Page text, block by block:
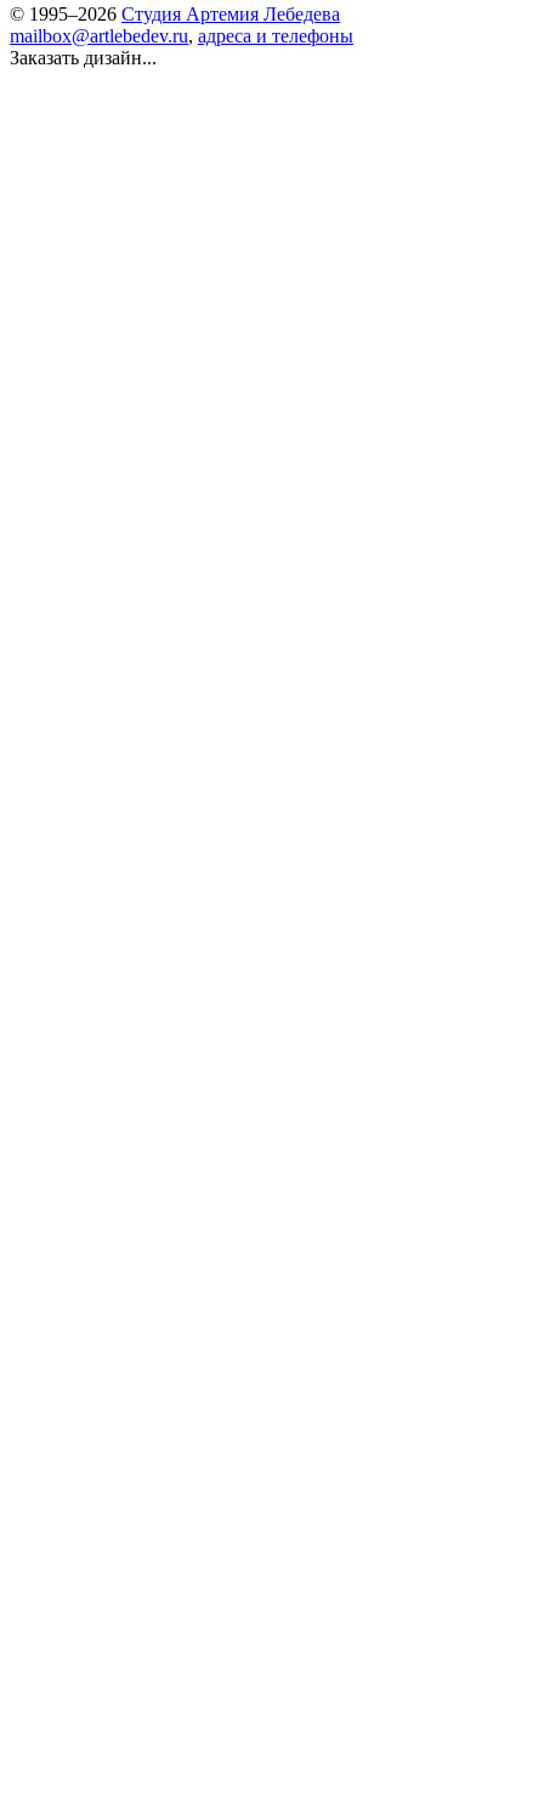
© 1995–2026 Студия Артемия Лебедева
mailbox@artlebedev.ru, адреса и телефоны
Заказать дизайн...